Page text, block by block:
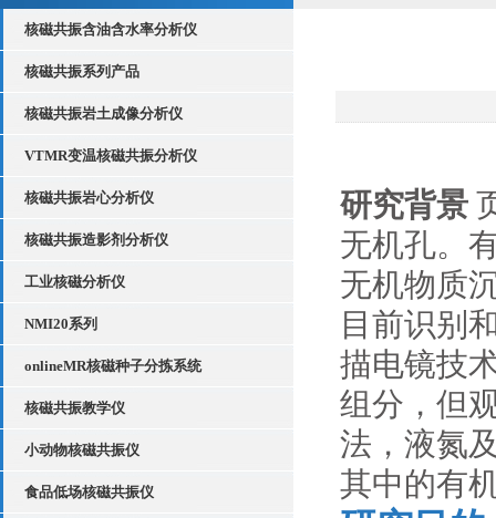
核磁共振含油含水率分析仪
核磁共振系列产品
核磁共振岩土成像分析仪
VTMR变温核磁共振分析仪
核磁共振岩心分析仪
核磁共振造影剂分析仪
工业核磁分析仪
NMI20系列
onlineMR核磁种子分拣系统
核磁共振教学仪
小动物核磁共振仪
食品低场核磁共振仪
研究背景
无机孔。
无机物质
目前识别
描电镜技
组分，但
法，液氮
其中的有